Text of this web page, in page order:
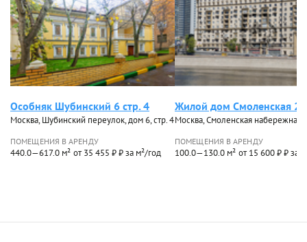
Особняк Шубинский 6 стр. 4
Москва, Шубинский переулок, дом 6, стр. 4
ПОМЕЩЕНИЯ В АРЕНДУ
440.0—617.0 м² от 35 455 ₽ ₽ за м²/год
Жилой дом Смоленская 2
Москва, Смоленская набережная,
ПОМЕЩЕНИЯ В АРЕНДУ
100.0—130.0 м² от 15 600 ₽ ₽ за